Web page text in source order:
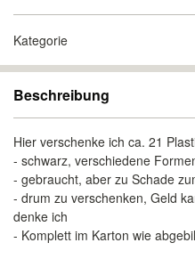
Kategorie
Beschreibung
Hier verschenke ich ca. 21
- schwarz, verschiedene
- gebraucht, aber zu Schade
- drum zu verschenken, Geld
denke ich
- Komplett im Karton wie